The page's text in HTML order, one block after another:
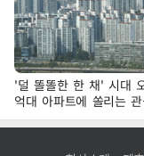
'덜 똘똘한 한 채' 시대
억대 아파트에 쏠리는
개편, 그 이후②]